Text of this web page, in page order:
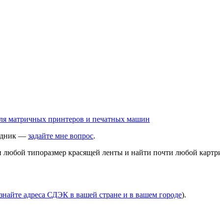
— задайте мне вопрос.
типоразмер красящей ленты и найти почти любой
адреса СДЭК в вашей стране и в вашем городе).